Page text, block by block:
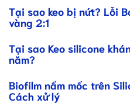
Tại sao keo bị nứt? Lỗi
vàng 2:1
Tại sao Keo silicone
năm?
Biofilm nấm mốc trên
Cách xử lý